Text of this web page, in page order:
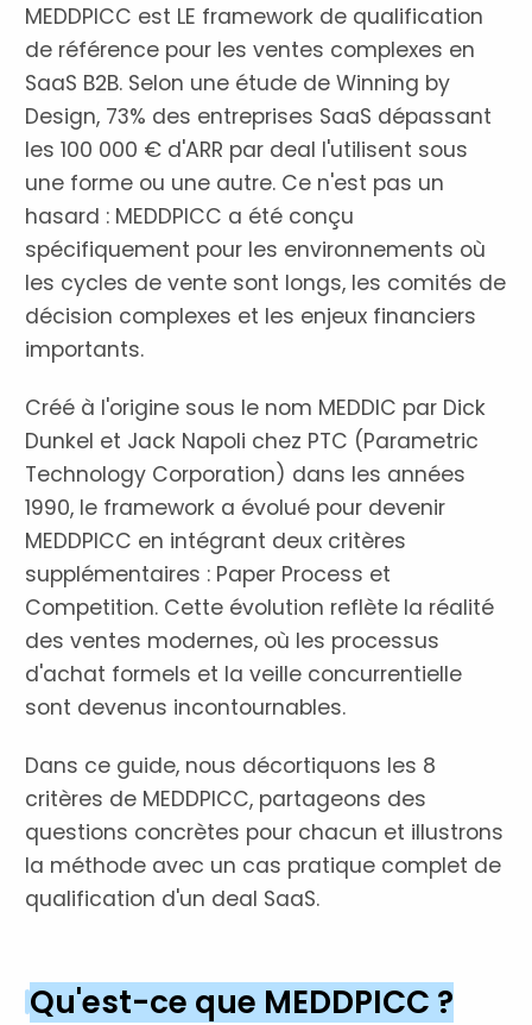
MEDDPICC est LE framework de qualification
de référence pour les ventes complexes en
SaaS B2B. Selon une étude de Winning by
Design, 73% des entreprises SaaS dépassant
les 100 000 € d'ARR par deal l'utilisent sous
une forme ou une autre. Ce n'est pas un
hasard : MEDDPICC a été conçu
spécifiquement pour les environnements où
les cycles de vente sont longs, les comités de
décision complexes et les enjeux financiers
importants.
Créé à l'origine sous le nom MEDDIC par Dick
Dunkel et Jack Napoli chez PTC (Parametric
Technology Corporation) dans les années
1990, le framework a évolué pour devenir
MEDDPICC en intégrant deux critères
supplémentaires : Paper Process et
Competition. Cette évolution reflète la réalité
des ventes modernes, où les processus
d'achat formels et la veille concurrentielle
sont devenus incontournables.
Dans ce guide, nous décortiquons les 8
critères de MEDDPICC, partageons des
questions concrètes pour chacun et illustrons
la méthode avec un cas pratique complet de
qualification d'un deal SaaS.
Qu'est-ce que MEDDPICC ?